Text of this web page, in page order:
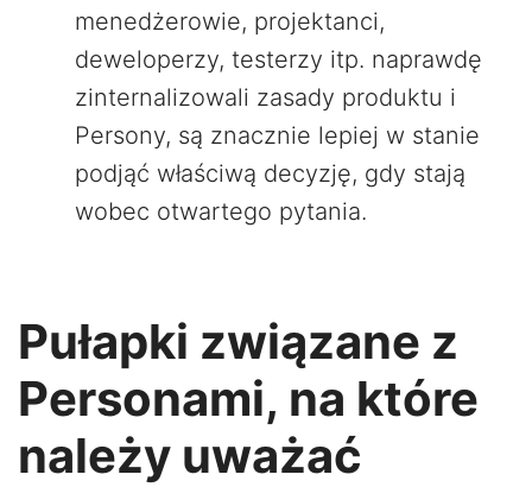
menedżerowie, projektanci,
deweloperzy, testerzy itp. naprawdę
zinternalizowali zasady produktu i
Persony, są znacznie lepiej w stanie
podjąć właściwą decyzję, gdy stają
wobec otwartego pytania.
Pułapki związane z
Personami, na które
należy uważać